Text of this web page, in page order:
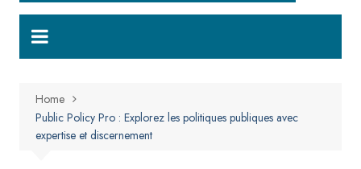
Home
Public Policy Pro : Explorez les politiques publiques avec
expertise et discernement